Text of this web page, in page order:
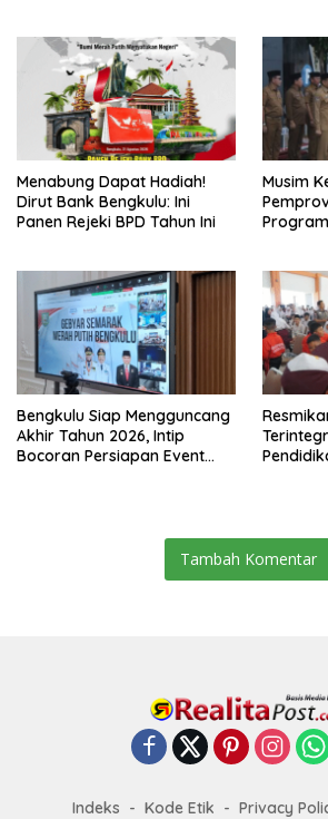
Menabung Dapat Hadiah!
Dirut Bank Bengkulu: Ini
Panen Rejeki BPD Tahun Ini
Musim
Bengkulu Siap Mengguncang
Akhir Tahun 2026, Intip
Bocoran Persiapan Event
Tambah Komentar
Indeks Kode Etik Privacy